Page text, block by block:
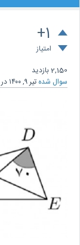
+1
امتیاز
2,150بازدید
سوال شده تیر ۹, ۱۴۰۰ در